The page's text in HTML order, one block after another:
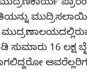
ಸುಮಾರು 16 ಲಕ್ಷ